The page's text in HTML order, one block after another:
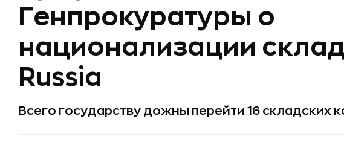
Генпрокуратуры о
национализации
Russia
Всего государству дожны перейти 16 складских